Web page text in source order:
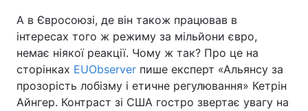
А в Євросоюзі, де він також працював в
інтересах того ж режиму за мільйони євро,
немає ніякої реакції. Чому ж так? Про це на
сторінках EUObserver пише експерт «Альянсу за
прозорість лобізму і етичне регулювання» Кетрін
Айнгер. Контраст зі США гостро звертає увагу на